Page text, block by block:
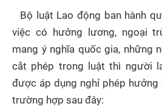
Bộ luật Lao động ban hành
việc có hưởng lương, ngoại
mang ý nghĩa quốc gia, những
cắt phép trong luật thì người
được áp dụng nghỉ phép
trường hợp sau đây: